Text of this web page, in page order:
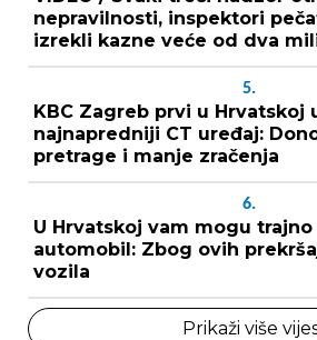
nepravilnosti, inspektori
izrekli kazne veće od dva
5.
KBC Zagreb prvi u Hrvatskoj
najnapredniji CT uređaj:
pretrage i manje zračenja
6.
U Hrvatskoj vam mogu
automobil: Zbog ovih
vozila
Prikaži više